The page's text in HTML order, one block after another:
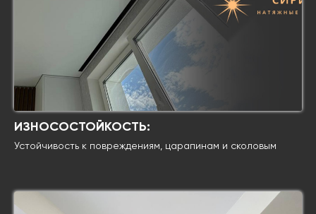
ИЗНОСОСТОЙКОСТЬ:
Устойчивость к повреждениям, царапинам и сколовым